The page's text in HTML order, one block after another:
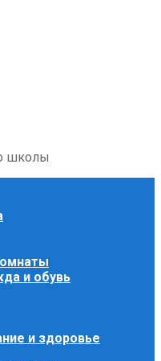
школы
и обувь
и здоровье